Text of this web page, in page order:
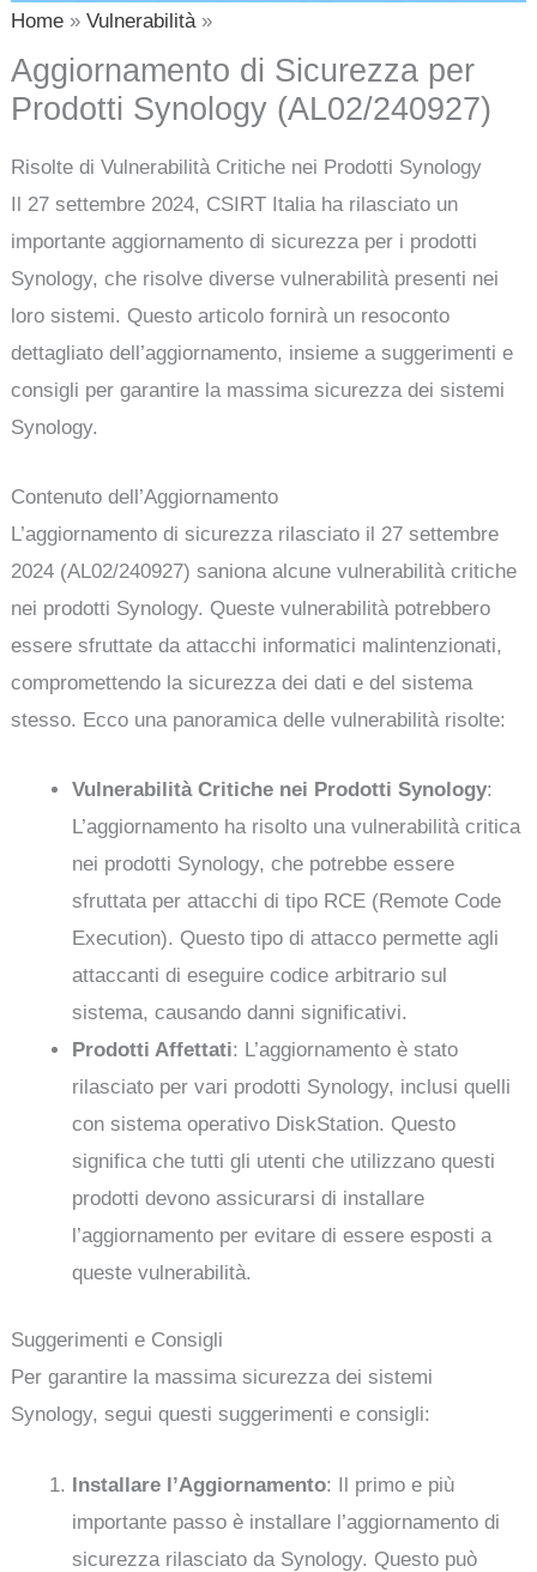
Home Vulnerabilità
Aggiornamento di Sicurezza per
Prodotti Synology (AL02/240927)
Risolte di Vulnerabilità Critiche nei Prodotti Synology
Il 27 settembre 2024, CSIRT Italia ha rilasciato un
importante aggiornamento di sicurezza per i prodotti
Synology, che risolve diverse vulnerabilità presenti nei
loro sistemi. Questo articolo fornirà un resoconto
dettagliato dell’aggiornamento, insieme a suggerimenti e
consigli per garantire la massima sicurezza dei sistemi
Synology.
Contenuto dell’Aggiornamento
L’aggiornamento di sicurezza rilasciato il 27 settembre
2024 (AL02/240927) saniona alcune vulnerabilità critiche
nei prodotti Synology. Queste vulnerabilità potrebbero
essere sfruttate da attacchi informatici malintenzionati,
compromettendo la sicurezza dei dati e del sistema
stesso. Ecco una panoramica delle vulnerabilità risolte:
Vulnerabilità Critiche nei Prodotti Synology:
L’aggiornamento ha risolto una vulnerabilità critica
nei prodotti Synology, che potrebbe essere
sfruttata per attacchi di tipo RCE (Remote Code
Execution). Questo tipo di attacco permette agli
attaccanti di eseguire codice arbitrario sul
sistema, causando danni significativi.
Prodotti Affettati: L’aggiornamento è stato
rilasciato per vari prodotti Synology, inclusi quelli
con sistema operativo DiskStation. Questo
significa che tutti gli utenti che utilizzano questi
prodotti devono assicurarsi di installare
l’aggiornamento per evitare di essere esposti a
queste vulnerabilità.
Suggerimenti e Consigli
Per garantire la massima sicurezza dei sistemi
Synology, segui questi suggerimenti e consigli:
Installare l’Aggiornamento: Il primo e più
importante passo è installare l’aggiornamento di
sicurezza rilasciato da Synology. Questo può